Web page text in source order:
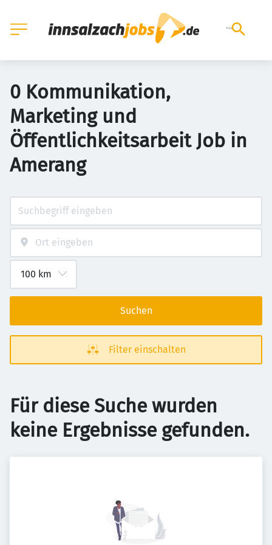
0 Kommunikation,
Marketing und
Öffentlichkeitsarbeit Job in
Amerang
Suchen
Filter einschalten
Für diese Suche wurden
keine Ergebnisse gefunden.